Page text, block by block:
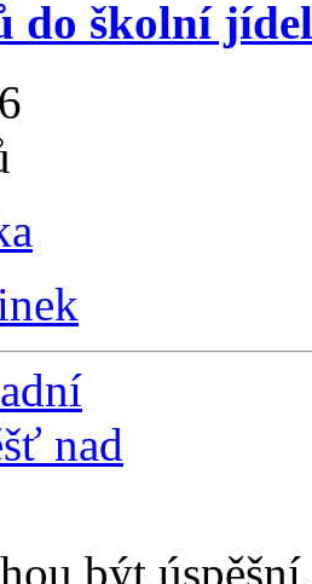
do školní
být